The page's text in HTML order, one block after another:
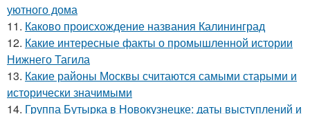
уютного дома
11. Каково происхождение названия Калининград
12. Какие интересные факты о промышленной истории
Нижнего Тагила
13. Какие районы Москвы считаются самыми старыми и
исторически значимыми
14. Группа Бутырка в Новокузнецке: даты выступлений и